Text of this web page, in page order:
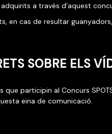
a través d’aquest
en cas de resultar
SOBRE ELS
que participin al Concurs
eina de comunicació.